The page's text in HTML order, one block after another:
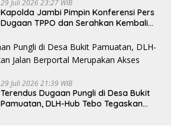
29 Juli 2026 23:27 WIB
Kapolda Jambi Pimpin Konferensi Pers
Dugaan TPPO dan Serahkan Kembali
29 Juli 2026 21:39 WIB
Terendus Dugaan Pungli di Desa Bukit
Pamuatan, DLH-Hub Tebo Tegaskan